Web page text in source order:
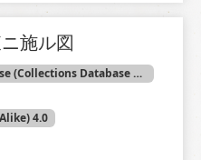
施ル図
Rekihaku Collection Database (Collections Database of the National Museum of Japanese History)
4.0